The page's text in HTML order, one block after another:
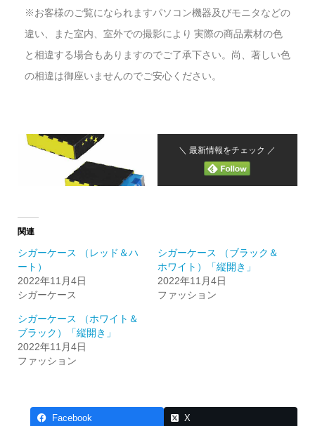
※お客様のご覧になられますパソコン機器及びモニタなどの
違い、また室内、室外での撮影により 実際の商品素材の色
と相違する場合もありますのでご了承下さい。尚、著しい色
の相違は御座いませんのでご安心ください。
＼ 最新情報をチェック ／
関連
シガーケース （レッド＆ハ
ート）
2022年11月4日
シガーケース
シガーケース （ブラック＆
ホワイト）「縦開き」
2022年11月4日
ファッション
シガーケース （ホワイト＆
ブラック）「縦開き」
2022年11月4日
ファッション
Facebook X